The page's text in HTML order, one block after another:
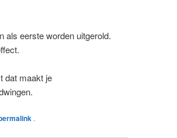
als eerste worden uitgerold.
dat maakt je
.